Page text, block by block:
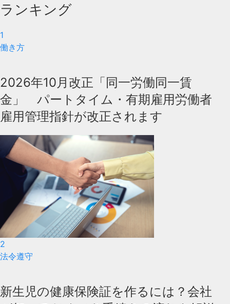
ランキング
1
働き方
2026年10月改正「同一労働同一賃
金」 パートタイム・有期雇用労働者
雇用管理指針が改正されます
2
法令遵守
新生児の健康保険証を作るには？会社